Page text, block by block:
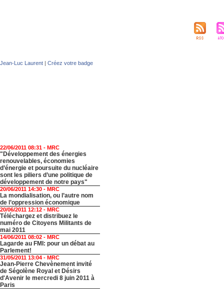
Jean-Luc Laurent | Créez votre badge
22/06/2011 08:31 - MRC
"Développement des énergies
renouvelables, économies
d’énergie et poursuite du nucléaire
sont les piliers d’une politique de
développement de notre pays"
20/06/2011 14:30 - MRC
La mondialisation, ou l’autre nom
de l’oppression économique
20/06/2011 12:12 - MRC
Téléchargez et distribuez le
numéro de Citoyens Militants de
mai 2011
14/06/2011 08:02 - MRC
Lagarde au FMI: pour un débat au
Parlement!
31/05/2011 13:04 - MRC
Jean-Pierre Chevènement invité
de Ségolène Royal et Désirs
d'Avenir le mercredi 8 juin 2011 à
Paris